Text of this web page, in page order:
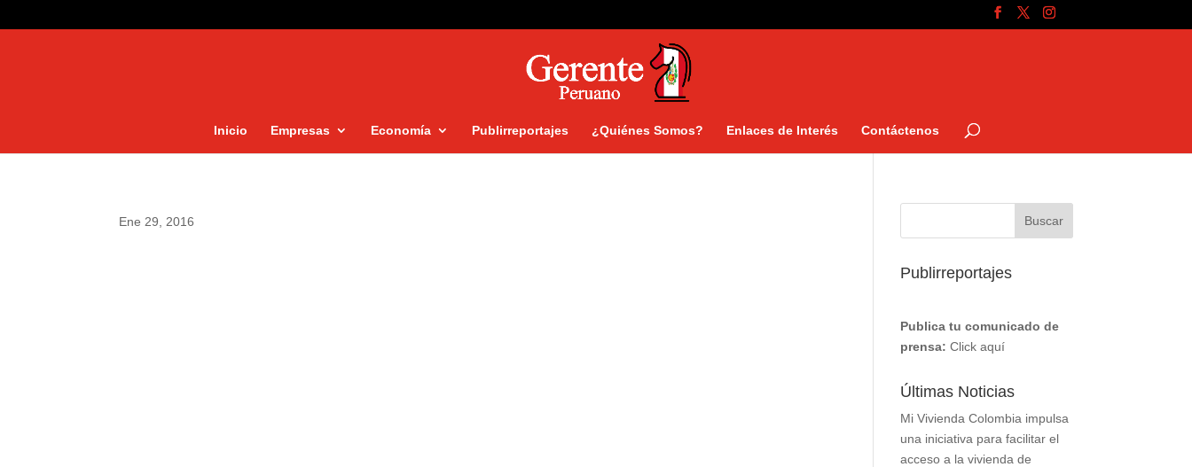
Inicio Empresas Economía Publirreportajes ¿Quiénes Somos? Enlaces de Interés Contáctenos
Ene 29, 2016
Publirreportajes
Publica tu comunicado de
prensa: Click aquí
Últimas Noticias
Mi Vivienda Colombia impulsa
una iniciativa para facilitar el
acceso a la vivienda de